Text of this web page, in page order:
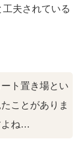
夫されている
ト置き場とい
ことがありま
よね…